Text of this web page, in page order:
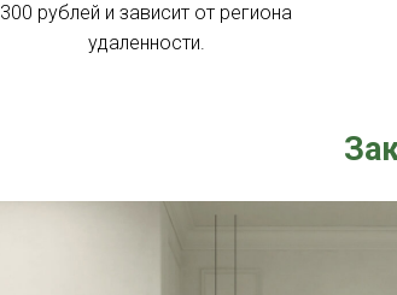
300 рублей и зависит от региона
удаленности.